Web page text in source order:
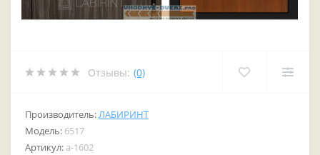
Отзывы: (0)
Производитель:ЛАБИРИНТ
Модель: 6517
Артикул: a-1602